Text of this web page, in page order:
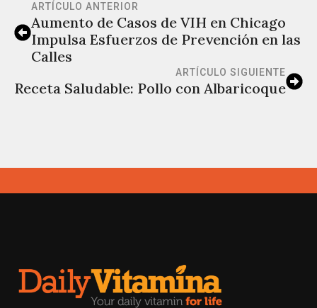
ARTÍCULO ANTERIOR
Aumento de Casos de VIH en Chicago
Impulsa Esfuerzos de Prevención en las
Calles
ARTÍCULO SIGUIENTE
Receta Saludable: Pollo con Albaricoque